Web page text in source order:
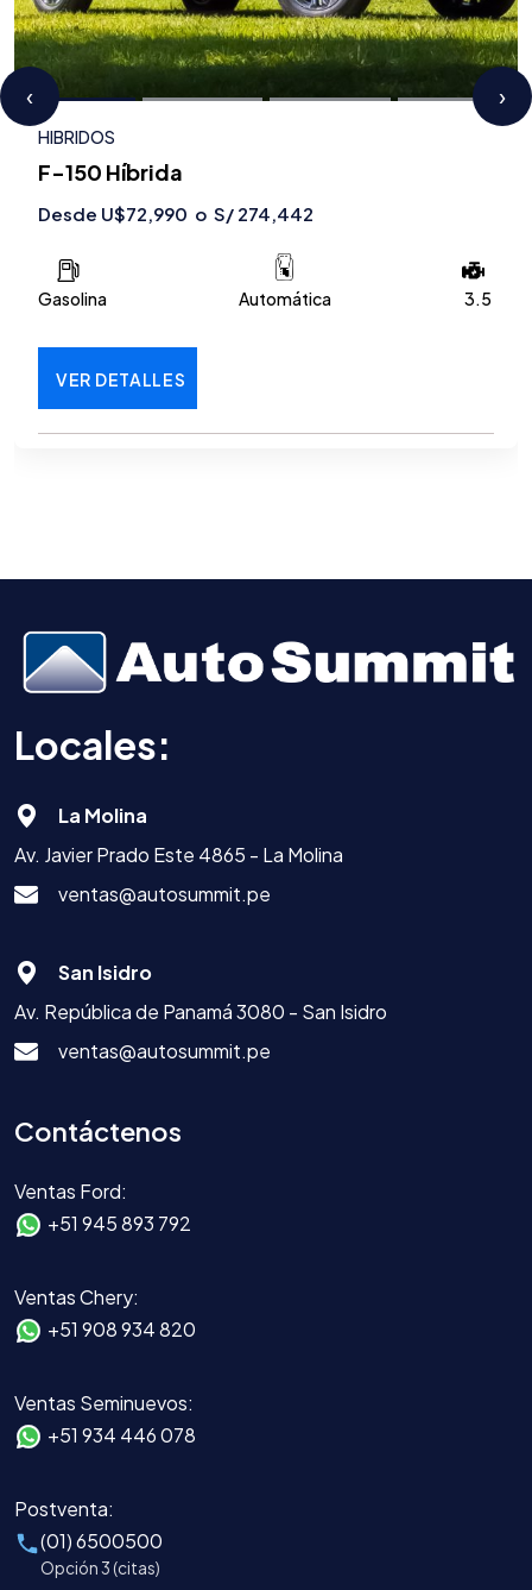
HIBRIDOS
F-150 Híbrida
Desde U$72,990 o S/ 274,442
Gasolina Automática 3.5
VER DETALLES
‹ ›
Locales:
La Molina
Av. Javier Prado Este 4865 - La Molina
ventas@autosummit.pe
San Isidro
Av. República de Panamá 3080 - San Isidro
ventas@autosummit.pe
Contáctenos
Ventas Ford:
+51 945 893 792
Ventas Chery:
+51 908 934 820
Ventas Seminuevos:
+51 934 446 078
Postventa:
(01) 6500500
Opción 3 (citas)